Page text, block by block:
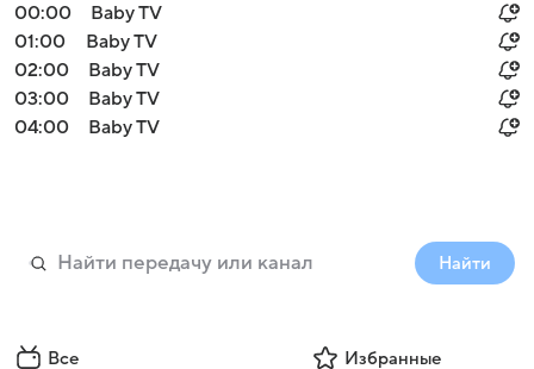
00:00
Baby TV
01:00
Baby TV
02:00
Baby TV
03:00
Baby TV
04:00
Baby TV
Найти
Все Избранные